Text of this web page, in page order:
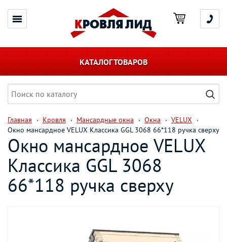
КАТАЛОГ ТОВАРОВ
Главная Кровля Мансардные окна Окна
VELUX
Окно мансардное VELUX Классика GGL 3068 66*118 ручка сверху
Окно мансардное VELUX
Классика GGL 3068
66*118 ручка сверху